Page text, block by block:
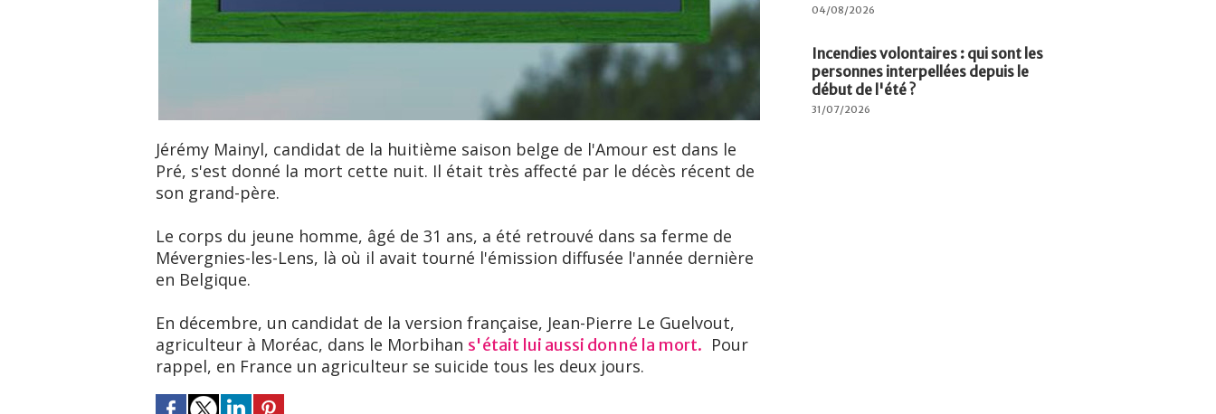
Jérémy Mainyl, candidat de la huitième saison belge de l'Amour est dans le
Pré, s'est donné la mort cette nuit. Il était très affecté par le décès récent de
son grand-père.
Le corps du jeune homme, âgé de 31 ans, a été retrouvé dans sa ferme de
Mévergnies-les-Lens, là où il avait tourné l'émission diffusée l'année dernière
en Belgique.
En décembre, un candidat de la version française, Jean-Pierre Le Guelvout,
agriculteur à Moréac, dans le Morbihan s'était lui aussi donné la mort. Pour
rappel, en France un agriculteur se suicide tous les deux jours.
04/08/2026
Incendies volontaires : qui sont les
personnes interpellées depuis le
début de l'été ?
31/07/2026